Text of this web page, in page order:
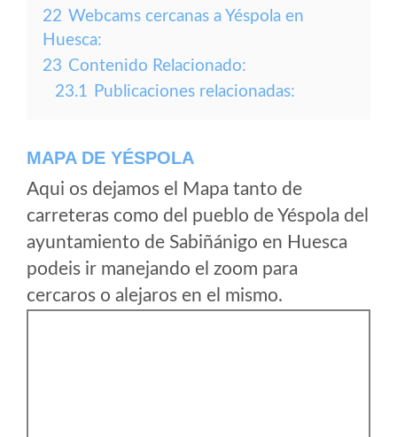
22 Webcams cercanas a Yéspola en
Huesca:
23 Contenido Relacionado:
23.1 Publicaciones relacionadas:
MAPA DE YÉSPOLA
Aqui os dejamos el Mapa tanto de
carreteras como del pueblo de Yéspola del
ayuntamiento de Sabiñánigo en Huesca
podeis ir manejando el zoom para
cercaros o alejaros en el mismo.